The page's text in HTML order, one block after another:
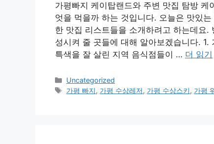
가평빠지 케이탑랜드와 주변 맛집 탐방
엇을 먹을까 하는 것입니다. 오늘은 맛있
한 맛집 리스트들을 소개하려고 하는데요
성시켜 줄 곳들에 대해 알아보겠습니다.
특색을 잘 살린 지역 음식점들이 … 더 읽기
카
테
Uncategorized
태
가평 빠지, 가평 수상레저, 가평 수상스키, 가평